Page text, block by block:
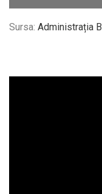
Sursa: Administrația